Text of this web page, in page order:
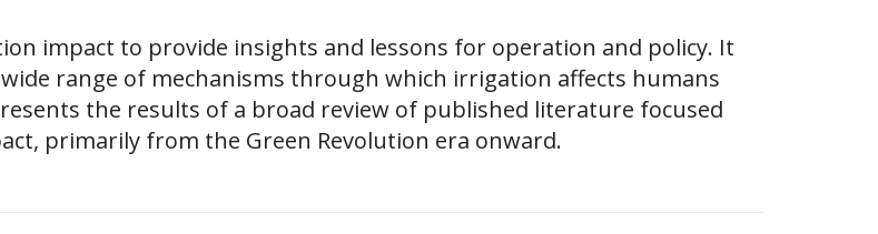
impact to provide insights and lessons for operation and policy. It
range of mechanisms through which irrigation affects humans
the results of a broad review of published literature focused
primarily from the Green Revolution era onward.